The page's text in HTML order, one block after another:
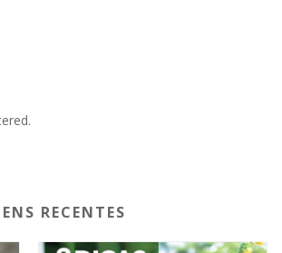
RECENTES